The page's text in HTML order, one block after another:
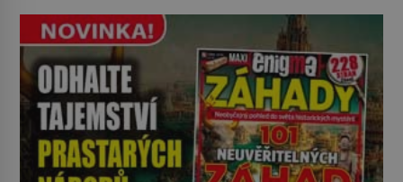
sociálním odboru jednoho z […]
potácí zcela zmatený 14letý
Konerak Sinthasomphone. Když ho
zastaví policejní hlídka, ochable jí
nadiktuje adresu „jeho kamaráda“.
Strážníci ho dopraví zpět do
udaného bytu. Oním „kamarádem“
je ovšem jeden z nejslavnějších
vrahů, Jeffrey Dahmer (1960–1994).
Je 27. května 1991. […]